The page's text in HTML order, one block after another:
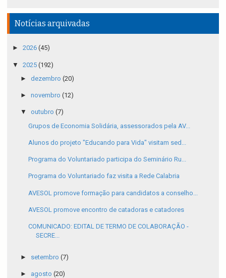
Notícias arquivadas
► 2026 (45)
▼ 2025 (192)
► dezembro (20)
► novembro (12)
▼ outubro (7)
Grupos de Economia Solidária, assessorados pela AV...
Alunos do projeto "Educando para Vida" visitam sed...
Programa do Voluntariado participa do Seminário Ru...
Programa do Voluntariado faz visita a Rede Calabria
AVESOL promove formação para candidatos a conselho...
AVESOL promove encontro de catadoras e catadores
COMUNICADO: EDITAL DE TERMO DE COLABORAÇÃO -
SECRE...
► setembro (7)
► agosto (20)